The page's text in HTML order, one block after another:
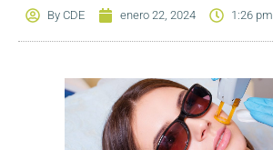
ByCDE enero 22, 2024 1:26 pm